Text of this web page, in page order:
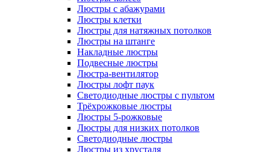
Люстры с абажурами
Люстры клетки
Люстры для натяжных потолков
Люстры на штанге
Накладные люстры
Подвесные люстры
Люстра-вентилятор
Люстры лофт паук
Светодиодные люстры с пультом
Трёхрожковые люстры
Люстры 5-рожковые
Люстры для низких потолков
Cветодиодные люстры
Люстры из хрусталя